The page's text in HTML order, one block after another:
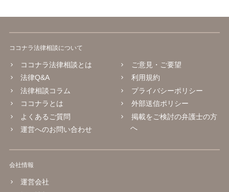
ココナラ法律相談について
ココナラ法律相談とは
法律Q&A
法律相談コラム
ココナラとは
よくあるご質問
運営へのお問い合わせ
ご意見・ご要望
利用規約
プライバシーポリシー
外部送信ポリシー
掲載をご検討の弁護士の方
へ
会社情報
運営会社